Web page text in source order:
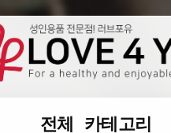
전체 카테고리